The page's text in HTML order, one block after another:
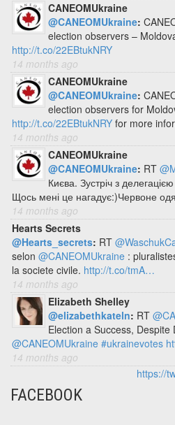
CANEOMUkraine
@CANEOMUkraine:
election observers –
http://t.co/22EBtukNRY
14 months ago
CANEOMUkraine
@CANEOMUkraine:
election observers for
http://t.co/22EBtukNRY for more
14 months ago
CANEOMUkraine
@CANEOMUkraine: RT
Києва. Зустріч з
Щось мені це нагадує:)Червоне
14 months ago
Hearts Secrets
@Hearts_secrets: RT
selon @CANEOMUkraine :
la societe civile. http://t.co/tmA…
14 months ago
Elizabeth Shelley
@elizabethkateln: RT
Election a Success,
@CANEOMUkraine #ukrainevotes
14 months ago
https://
FACEBOOK